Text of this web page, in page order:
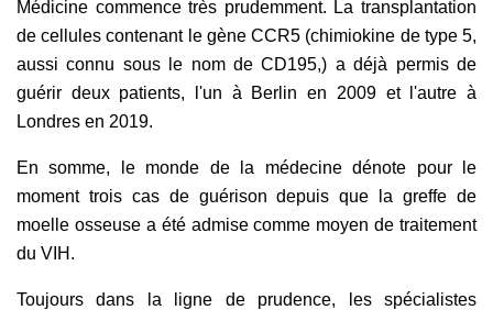
Médicine commence très prudemment. La transplantation
de cellules contenant le gène CCR5 (chimiokine de type 5,
aussi connu sous le nom de CD195,) a déjà permis de
guérir deux patients, l'un à Berlin en 2009 et l'autre à
Londres en 2019.
En somme, le monde de la médecine dénote pour le
moment trois cas de guérison depuis que la greffe de
moelle osseuse a été admise comme moyen de traitement
du VIH.
Toujours dans la ligne de prudence, les spécialistes